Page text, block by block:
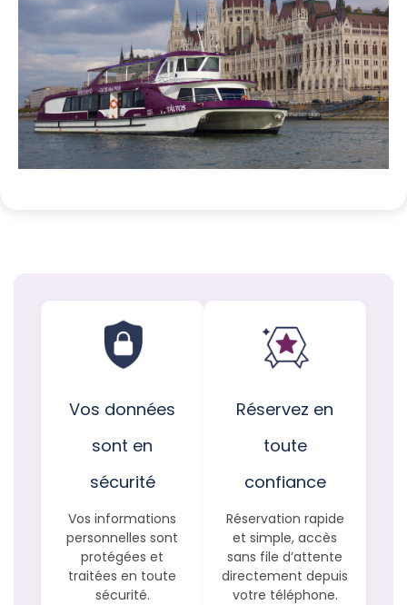
Vos données
sont en
sécurité
Vos informations
personnelles sont
protégées et
traitées en toute
sécurité.
Réservez en
toute
confiance
Réservation rapide
et simple, accès
sans file d’attente
directement depuis
votre téléphone.